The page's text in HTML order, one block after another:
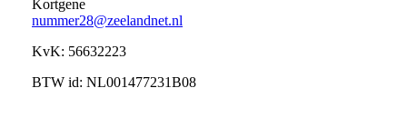
Kortgene
nummer28@zeelandnet.nl
KvK: 56632223
BTW id: NL001477231B08